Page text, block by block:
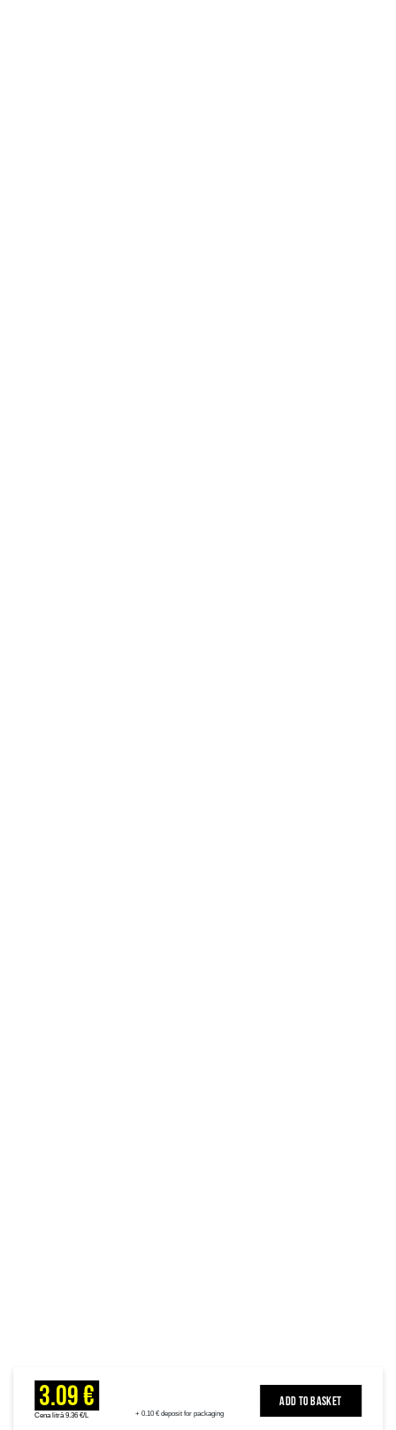
3.09 €
Cena litrā 9.36 €/L + 0.10 € deposit for packaging
ADD TO BASKET